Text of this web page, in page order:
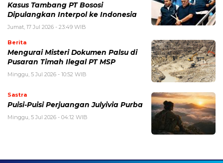
Kasus Tambang PT Bososi
Dipulangkan Interpol ke Indonesia
Jumat, 17 Jul 2026 - 23:49 WIB
Berita
Mengurai Misteri Dokumen Palsu di
Pusaran Timah Ilegal PT MSP
Minggu, 5 Jul 2026 - 10:52 WIB
Sastra
Puisi-Puisi Perjuangan Julyivia Purba
Minggu, 5 Jul 2026 - 04:12 WIB